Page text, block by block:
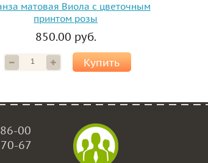
матовая Виола с цветочным
принтом розы
850.00 руб.
Купить
00
67